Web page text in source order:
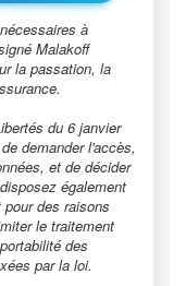
à
Malakoff
la passation, la
du 6 janvier
demander l'accès,
et de décider
également
pour des raisons
le traitement
des
par la loi.